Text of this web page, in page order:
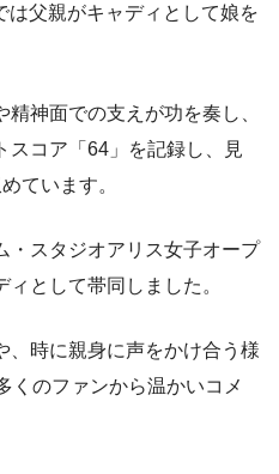
は父親がキャディとして娘を
神面での支えが功を奏し、
スコア「64」を記録し、見
ています。
・スタジオアリス女子オープ
として帯同しました。
、時に親身に声をかけ合う様
くのファンから温かいコメ